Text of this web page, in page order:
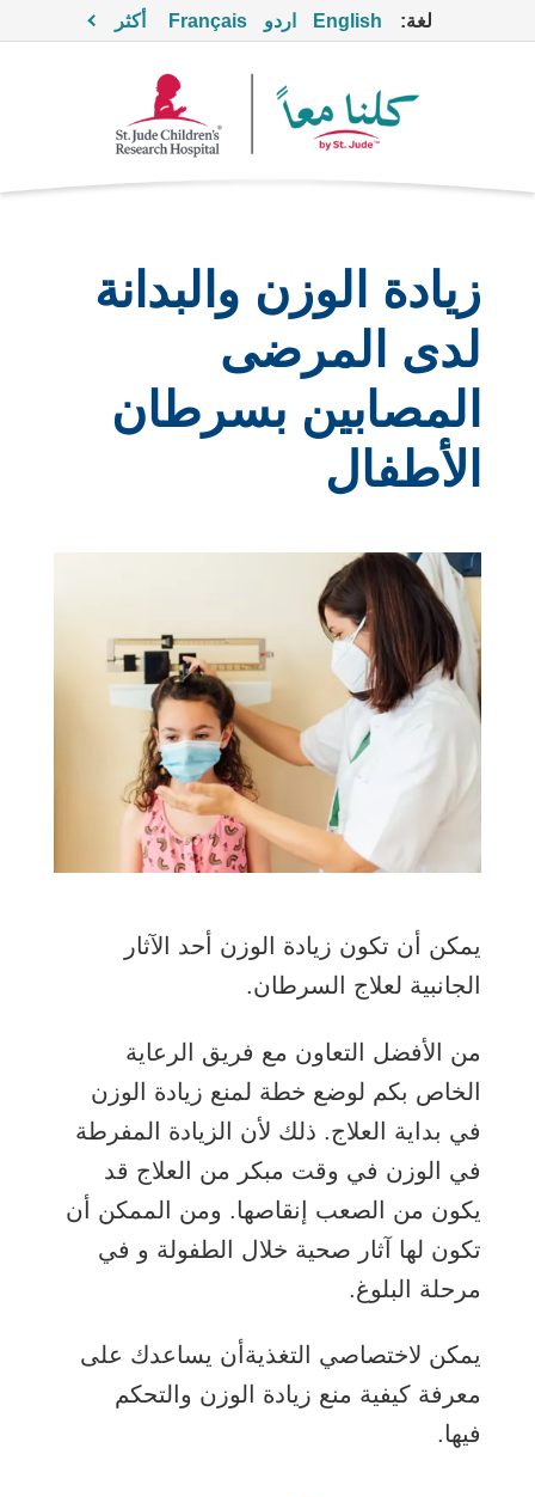
لغة: English اردو Français أكثر
زيادة الوزن والبدانة
لدى المرضى
المصابين بسرطان
الأطفال
يمكن أن تكون زيادة الوزن أحد الآثار
الجانبية لعلاج السرطان.
من الأفضل التعاون مع فريق الرعاية
الخاص بكم لوضع خطة لمنع زيادة الوزن
في بداية العلاج. ذلك لأن الزيادة المفرطة
في الوزن في وقت مبكر من العلاج قد
يكون من الصعب إنقاصها. ومن الممكن أن
تكون لها آثار صحية خلال الطفولة و في
مرحلة البلوغ.
يمكن لاختصاصي التغذية أن يساعدك على
معرفة كيفية منع زيادة الوزن والتحكم
فيها.